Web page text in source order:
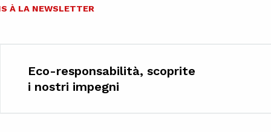
À LA NEWSLETTER
Eco-responsabilità, scoprite
i nostri impegni